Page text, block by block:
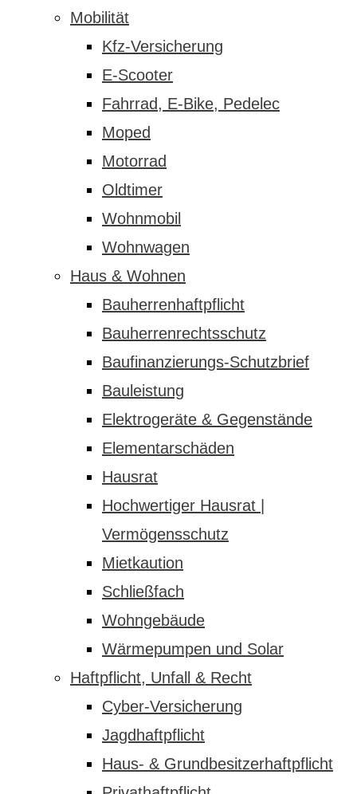
Mobilität
Kfz-Versicherung
E-Scooter
Fahrrad, E-Bike, Pedelec
Moped
Motorrad
Oldtimer
Wohnmobil
Wohnwagen
Haus & Wohnen
Bauherrenhaftpflicht
Bauherrenrechtsschutz
Baufinanzierungs-Schutzbrief
Bauleistung
Elektrogeräte & Gegenstände
Elementarschäden
Hausrat
Hochwertiger Hausrat |
Vermögensschutz
Mietkaution
Schließfach
Wohngebäude
Wärmepumpen und Solar
Haftpflicht, Unfall & Recht
Cyber-Versicherung
Jagdhaftpflicht
Haus- & Grundbesitzerhaftpflicht